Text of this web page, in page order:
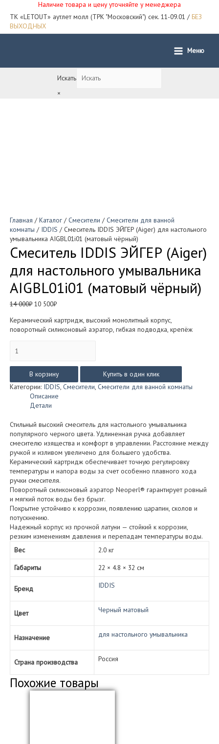
Наличие товара и цену уточняйте у менеджера
ТК «LETOUT» аутлет молл (ТРК "Московский") сек. 11-09.01 / БЕЗ
ВЫХОДНЫХ
Main
Меню
Искать
×
Главная / Каталог / Смесители / Смесители для ванной
комнаты / IDDIS / Смеситель IDDIS ЭЙГЕР (Aiger) для настольного
умывальника AIGBL01i01 (матовый чёрный)
Смеситель IDDIS ЭЙГЕР (Aiger)
для настольного умывальника
AIGBL01i01 (матовый чёрный)
14 000₽ Первоначальная
составляла
14
10 500₽Текущая
10
500₽.
Керамический картридж, высокий монолитный корпус,
поворотный силиконовый аэратор, гибкая подводка, крепёж
товара
ЭЙГЕР
(Aiger)
настольного
AIGBL01i01
(матовый
чёрный)
В корзину
Купить в один клик
Категории: IDDIS, Смесители, Смесители для ванной комнаты
Описание
Детали
Стильный высокий смеситель для настольного умывальника
популярного черного цвета. Удлиненная ручка добавляет
смесителю изящества и комфорт в управлении. Расстояние между
ручкой и изливом увеличено для большего удобства.
Керамический картридж обеспечивает точную регулировку
температуры и напора воды за счет особенно плавного хода
ручки смесителя.
Поворотный силиконовый аэратор Neoperl® гарантирует ровный
и мягкий поток воды без брызг.
Покрытие устойчиво к коррозии, появлению царапин, сколов и
потускнению.
Надежный корпус из прочной латуни — стойкий к коррозии,
резким изменениям давления и перепадам температуры воды.
Вес
2.0 кг
Габариты
22 × 4.8 × 32 см
Бренд IDDIS
Цвет Черный матовый
Назначение для настольного умывальника
Страна производства Россия
Похожие товары